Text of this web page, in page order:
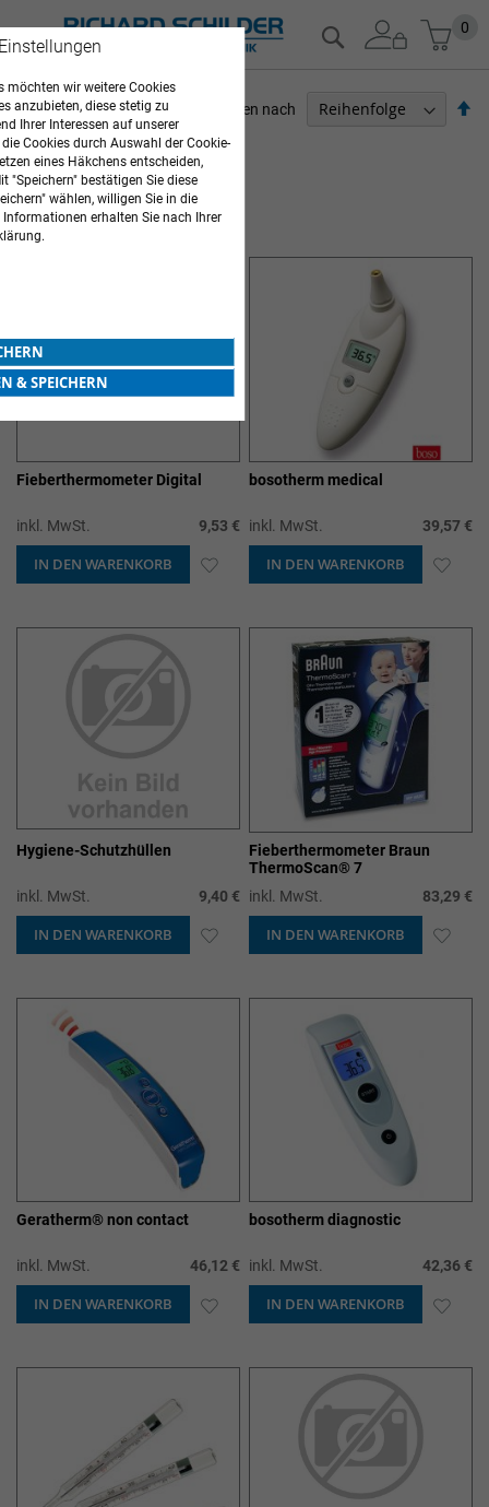
Zum
Inhalt
0
Suche
8Elemente
Sortieren nach
FIEBERTHERMOMETER
Fieberthermometer Digital
inkl. MwSt. 9,53 €
IN DEN WARENKORB ZUR
HINZUFÜGEN
bosotherm medical
inkl. MwSt. 39,57 €
IN DEN WARENKORB ZUR
Hygiene-Schutzhüllen
inkl. MwSt. 9,40 €
IN DEN WARENKORB ZUR
Fieberthermometer Braun
ThermoScan® 7
inkl. MwSt.
83,29 €
IN DEN WARENKORB ZUR
Geratherm® non contact
inkl. MwSt. 46,12 €
IN DEN WARENKORB ZUR
bosotherm diagnostic
inkl. MwSt. 42,36 €
IN DEN WARENKORB ZUR
PFLEGEBEDARF
möchten wir weitere Cookies
anzubieten, diese stetig zu
Ihrer Interessen auf unserer
Cookies durch Auswahl der Cookie-
eines Häkchens entscheiden,
"Speichern" bestätigen Sie diese
wählen, willigen Sie in die
erhalten Sie nach Ihrer
& SPEICHERN